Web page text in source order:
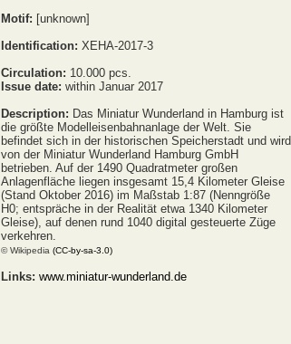
Motif: [unknown]
Identification: XEHA-2017-3
Circulation: 10.000 pcs.
Issue date: within Januar 2017
Description: Das Miniatur Wunderland in Hamburg ist
die größte Modelleisenbahnanlage der Welt. Sie
befindet sich in der historischen Speicherstadt und wird
von der Miniatur Wunderland Hamburg GmbH
betrieben. Auf der 1490 Quadratmeter großen
Anlagenfläche liegen insgesamt 15,4 Kilometer Gleise
(Stand Oktober 2016) im Maßstab 1:87 (Nenngröße
H0; entspräche in der Realität etwa 1340 Kilometer
Gleise), auf denen rund 1040 digital gesteuerte Züge
verkehren.
© Wikipedia (CC-by-sa-3.0)
Links: www.miniatur-wunderland.de